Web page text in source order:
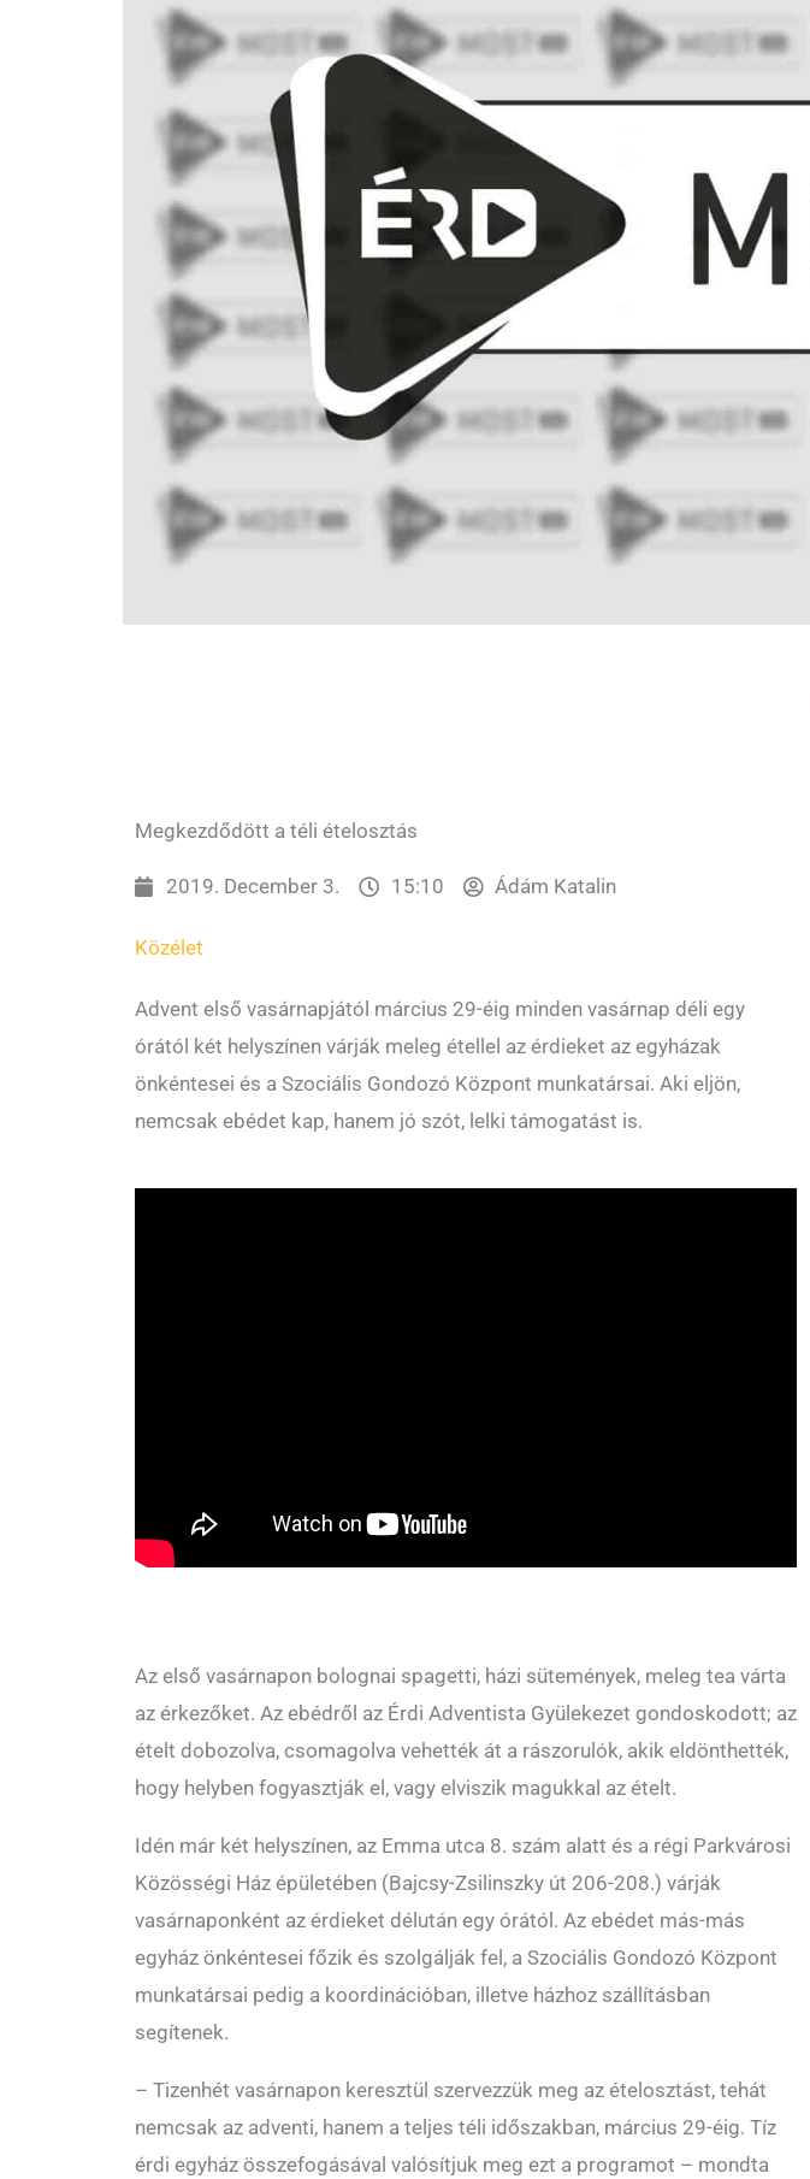
Megkezdődött a téli ételosztás
2019. December 3. 15:10 Ádám Katalin
Közélet
Advent első vasárnapjától március 29-éig minden vasárnap déli egy
órától két helyszínen várják meleg étellel az érdieket az egyházak
önkéntesei és a Szociális Gondozó Központ munkatársai. Aki eljön,
nemcsak ebédet kap, hanem jó szót, lelki támogatást is.
Az első vasárnapon bolognai spagetti, házi sütemények, meleg tea várta
az érkezőket. Az ebédről az Érdi Adventista Gyülekezet gondoskodott; az
ételt dobozolva, csomagolva vehették át a rászorulók, akik eldönthették,
hogy helyben fogyasztják el, vagy elviszik magukkal az ételt.
Idén már két helyszínen, az Emma utca 8. szám alatt és a régi Parkvárosi
Közösségi Ház épületében (Bajcsy-Zsilinszky út 206-208.) várják
vasárnaponként az érdieket délután egy órától. Az ebédet más-más
egyház önkéntesei főzik és szolgálják fel, a Szociális Gondozó Központ
munkatársai pedig a koordinációban, illetve házhoz szállításban
segítenek.
– Tizenhét vasárnapon keresztül szervezzük meg az ételosztást, tehát
nemcsak az adventi, hanem a teljes téli időszakban, március 29-éig. Tíz
érdi egyház összefogásával valósítjuk meg ezt a programot – mondta